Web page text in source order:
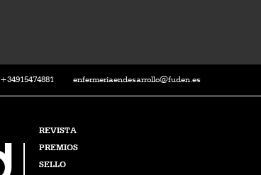
+34915474881 enfermeriaendesarrollo@fuden.es
REVISTA
PREMIOS
SELLO